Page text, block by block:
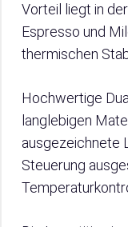
Vorteil liegt in
Espresso und
thermischen
Hochwertige
langlebigen
ausgezeichnete
Steuerung